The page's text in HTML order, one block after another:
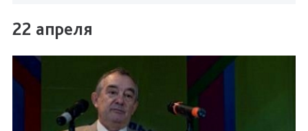
22 апреля